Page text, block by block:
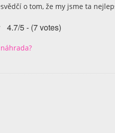
o tom, že my jsme ta
4.7/5 - (7 votes)